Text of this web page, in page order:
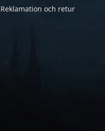
Reklamation och retur